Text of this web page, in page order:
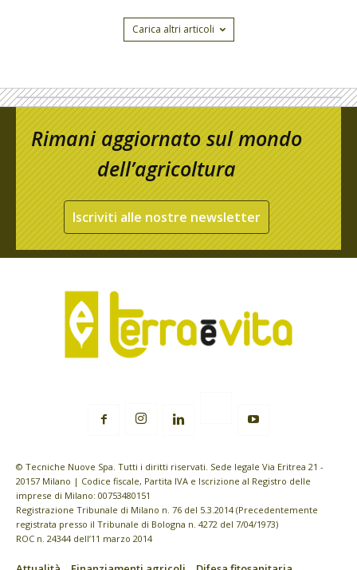
Carica altri articoli
Rimani aggiornato sul mondo
dell’agricoltura
Iscriviti alle nostre newsletter
© Tecniche Nuove Spa. Tutti i diritti riservati. Sede legale Via Eritrea 21 -
20157 Milano | Codice fiscale, Partita IVA e Iscrizione al Registro delle
imprese di Milano: 00753480151
Registrazione Tribunale di Milano n. 76 del 5.3.2014 (Precedentemente
registrata presso il Tribunale di Bologna n. 4272 del 7/04/1973)
ROC n. 24344 dell’11 marzo 2014